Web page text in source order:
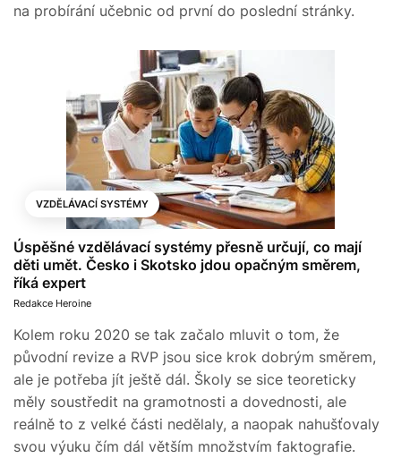
na probírání učebnic od první do poslední stránky.
VZDĚLÁVACÍ SYSTÉMY
Úspěšné vzdělávací systémy přesně určují, co mají
děti umět. Česko i Skotsko jdou opačným směrem,
říká expert
Redakce Heroine
Kolem roku 2020 se tak začalo mluvit o tom, že
původní revize a RVP jsou sice krok dobrým směrem,
ale je potřeba jít ještě dál. Školy se sice teoreticky
měly soustředit na gramotnosti a dovednosti, ale
reálně to z velké části nedělaly, a naopak nahušťovaly
svou výuku čím dál větším množstvím faktografie.